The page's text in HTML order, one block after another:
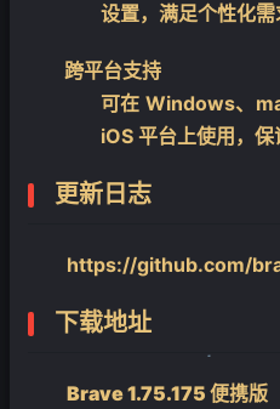
设置，满足个性化需
跨平台支持
可在 Windows、
iOS 平台上使用，保
更新日志
https://github.com/
下载地址
Brave 1.75.175 便携版